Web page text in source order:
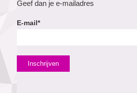
Geef dan je e-mailadres
E-mail*